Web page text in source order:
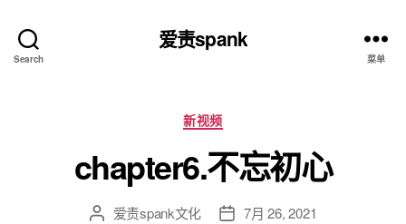
Search
爱责spank
菜单
分
类
新视频
chapter6.不忘初心
文 爱责spank文化
发 7月 26, 2021